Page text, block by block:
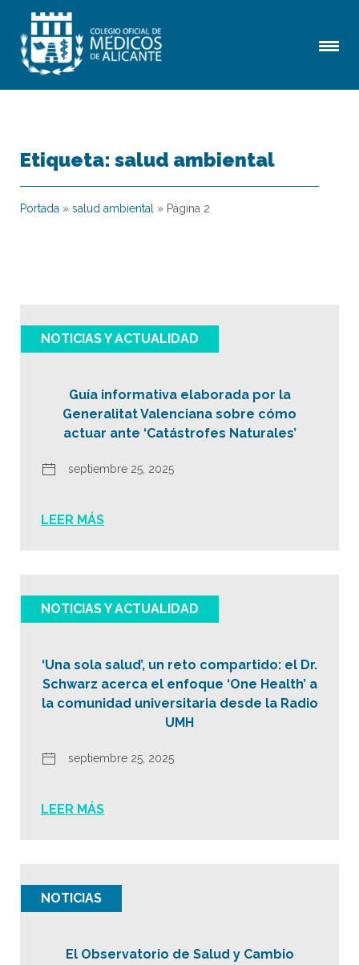
Etiqueta: salud ambiental
Portada » salud ambiental » Página 2
NOTICIAS Y ACTUALIDAD
Guía informativa elaborada por la
Generalitat Valenciana sobre cómo
actuar ante ‘Catástrofes Naturales’
septiembre 25, 2025
LEER MÁS
NOTICIAS Y ACTUALIDAD
‘Una sola salud’, un reto compartido: el Dr.
Schwarz acerca el enfoque ‘One Health’ a
la comunidad universitaria desde la Radio
UMH
septiembre 25, 2025
LEER MÁS
NOTICIAS
El Observatorio de Salud y Cambio